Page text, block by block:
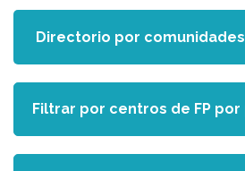
Filtrar por centros de FP